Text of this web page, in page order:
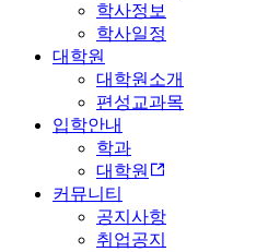
학사정보
학사일정
대학원
대학원소개
편성교과목
입학안내
학과
대학원
커뮤니티
공지사항
취업공지